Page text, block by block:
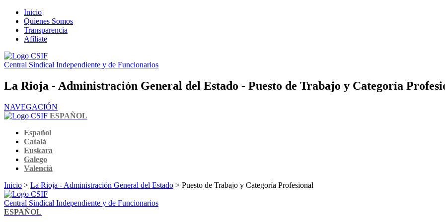
Inicio
Quienes Somos
Transparencia
Afíliate
Central Sindical Independiente y de Funcionarios
La Rioja - Administración General del Estado - Puesto de Trabajo y Categoría
NAVEGACIÓN
ESPAÑOL
Español
Català
Euskara
Galego
Valencià
Inicio > La Rioja - Administración General del Estado > Puesto de Trabajo y Categoría Profesional
Central Sindical Independiente y de Funcionarios
ESPAÑOL